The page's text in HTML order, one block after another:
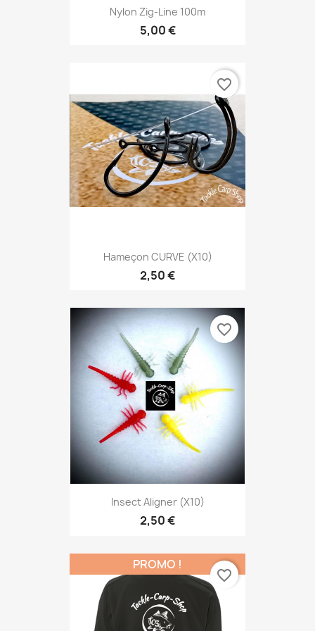
Nylon Zig-Line 100m
5,00 €
Hameçon CURVE (x10)
2,50 €
favorite_border
Insect Aligner (x10)
2,50 €
favorite_border
PROMO !
favorite_border